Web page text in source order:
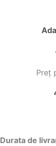
Preț
Durata de